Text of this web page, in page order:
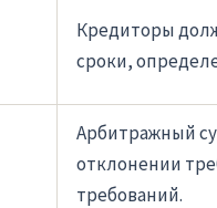
Кредиторы
сроки,
Арбитражный
отклонении
требований.